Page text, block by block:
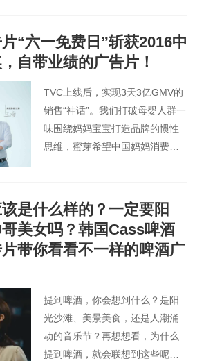
“六一免费日”斩获2016中
自带业绩的广告片！
TVC上线后，实现3天3亿GMV的
销售“神话”。我们打破母婴人群一
味围绕妈妈宝宝打造品牌的惯性
思维，蜜芽希望中国妈妈消费零
大赢家。
是什么样的？一定要阳
美女吗？韩国Cass啤酒
带你看看不一样的啤酒广
提到啤酒，你会想到什么？是阳
光沙滩、美景美食，还是人潮涌
动的音乐节？再想想看，为什么
提到啤酒，就会联想到这些呢？